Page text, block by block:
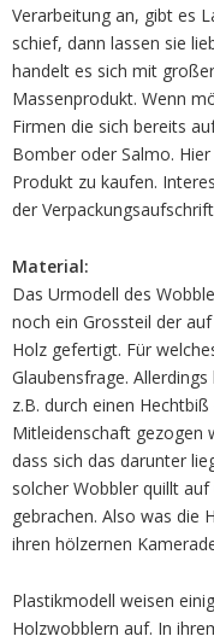
Verarbeitung an, gibt es
schief, dann lassen sie
handelt es sich mit
Massenprodukt. Wenn
Firmen die sich bereits
Bomber oder Salmo.
Produkt zu kaufen.
der
Material:
Das Urmodell des
noch ein Grossteil der
Holz gefertigt. Für
Glaubensfrage.
z.B. durch einen
Mitleidenschaft gezogen
dass sich das darunter
solcher Wobbler quillt
gebrachen. Also was die
ihren hölzernen
Plastikmodell weisen
Holzwobblern auf. In